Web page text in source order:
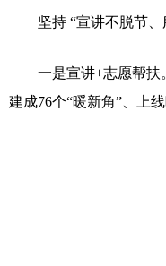
坚持 “宣讲不脱节、服
一是宣讲+志愿帮扶。
建成76个“暖新角”、上